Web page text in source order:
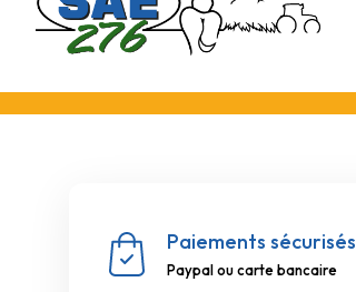
Paiements sécurisés
Paypal ou carte bancaire